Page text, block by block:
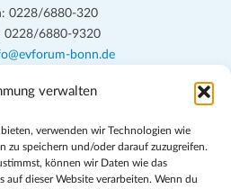
verwalten
verwenden wir Technologien wie
zu speichern und/oder darauf zuzugreifen.
können wir Daten wie das
auf dieser Website verarbeiten. Wenn du
0228/6880-320
0228/6880-9320
bonn.de
Bonn will in seinen zentralen
und öffentlichen Lebens
und ehrlicher Auseinandersetzung
Verheißung des Evangeliums heraus